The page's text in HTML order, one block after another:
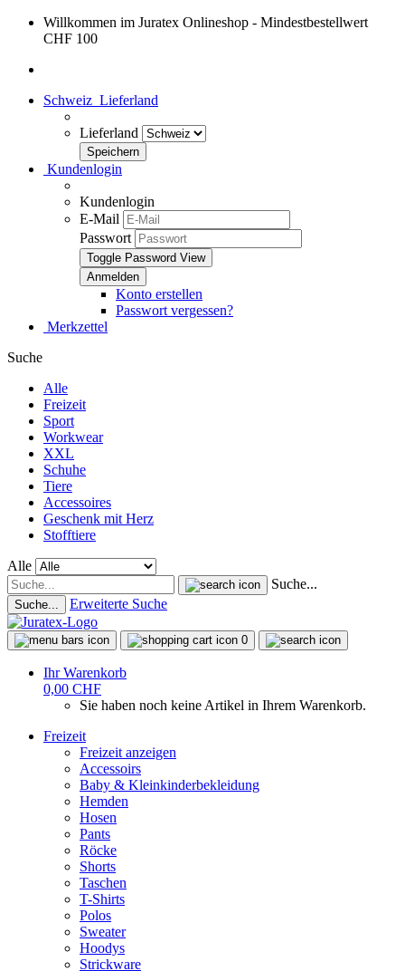
Willkommen im Juratex Onlineshop - Mindestbestellwert
CHF 100
Schweiz Lieferland
Lieferland
Kundenlogin
Kundenlogin
E-Mail
Passwort
Toggle Password View
Konto erstellen
Passwort vergessen?
Merkzettel
Suche
Alle
Freizeit
Sport
Workwear
XXL
Schuhe
Tiere
Accessoires
Geschenk mit Herz
Stofftiere
Alle
Suche...
Suche... Erweiterte Suche
0
Ihr Warenkorb
0,00 CHF
Sie haben noch keine Artikel in Ihrem Warenkorb.
Freizeit
Freizeit anzeigen
Accessoirs
Baby & Kleinkinderbekleidung
Hemden
Hosen
Pants
Röcke
Shorts
Taschen
T-Shirts
Polos
Sweater
Hoodys
Strickware